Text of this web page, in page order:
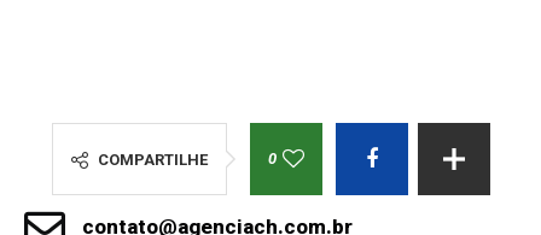
COMPARTILHE 0
contato@agenciach.com.br